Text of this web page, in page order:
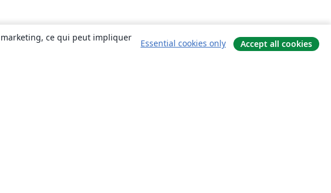
marketing, ce qui peut impliquer
Essential cookies only Accept all cookies